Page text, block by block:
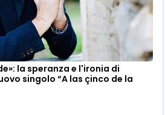
la speranza e l'ironia di
singolo “A las çinco de la